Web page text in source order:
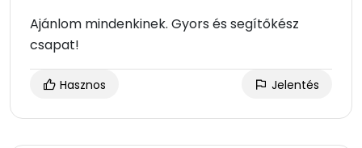
Ajánlom mindenkinek. Gyors és segítőkész
csapat!
Hasznos Jelentés